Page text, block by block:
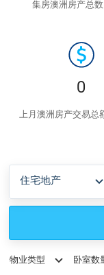
集房澳洲房产总数
0
上月澳洲房产交易总
住宅地产
物业类型 卧室数